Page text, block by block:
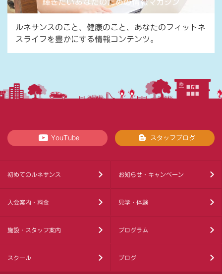
ルネサンスのこと、健康のこと、あなたのフィットネ
スライフを豊かにする情報コンテンツ。
YouTube スタッフブログ
初めてのルネサンス お知らせ・キャンペーン
入会案内・料金 見学・体験
施設・スタッフ案内 プログラム
スクール ブログ